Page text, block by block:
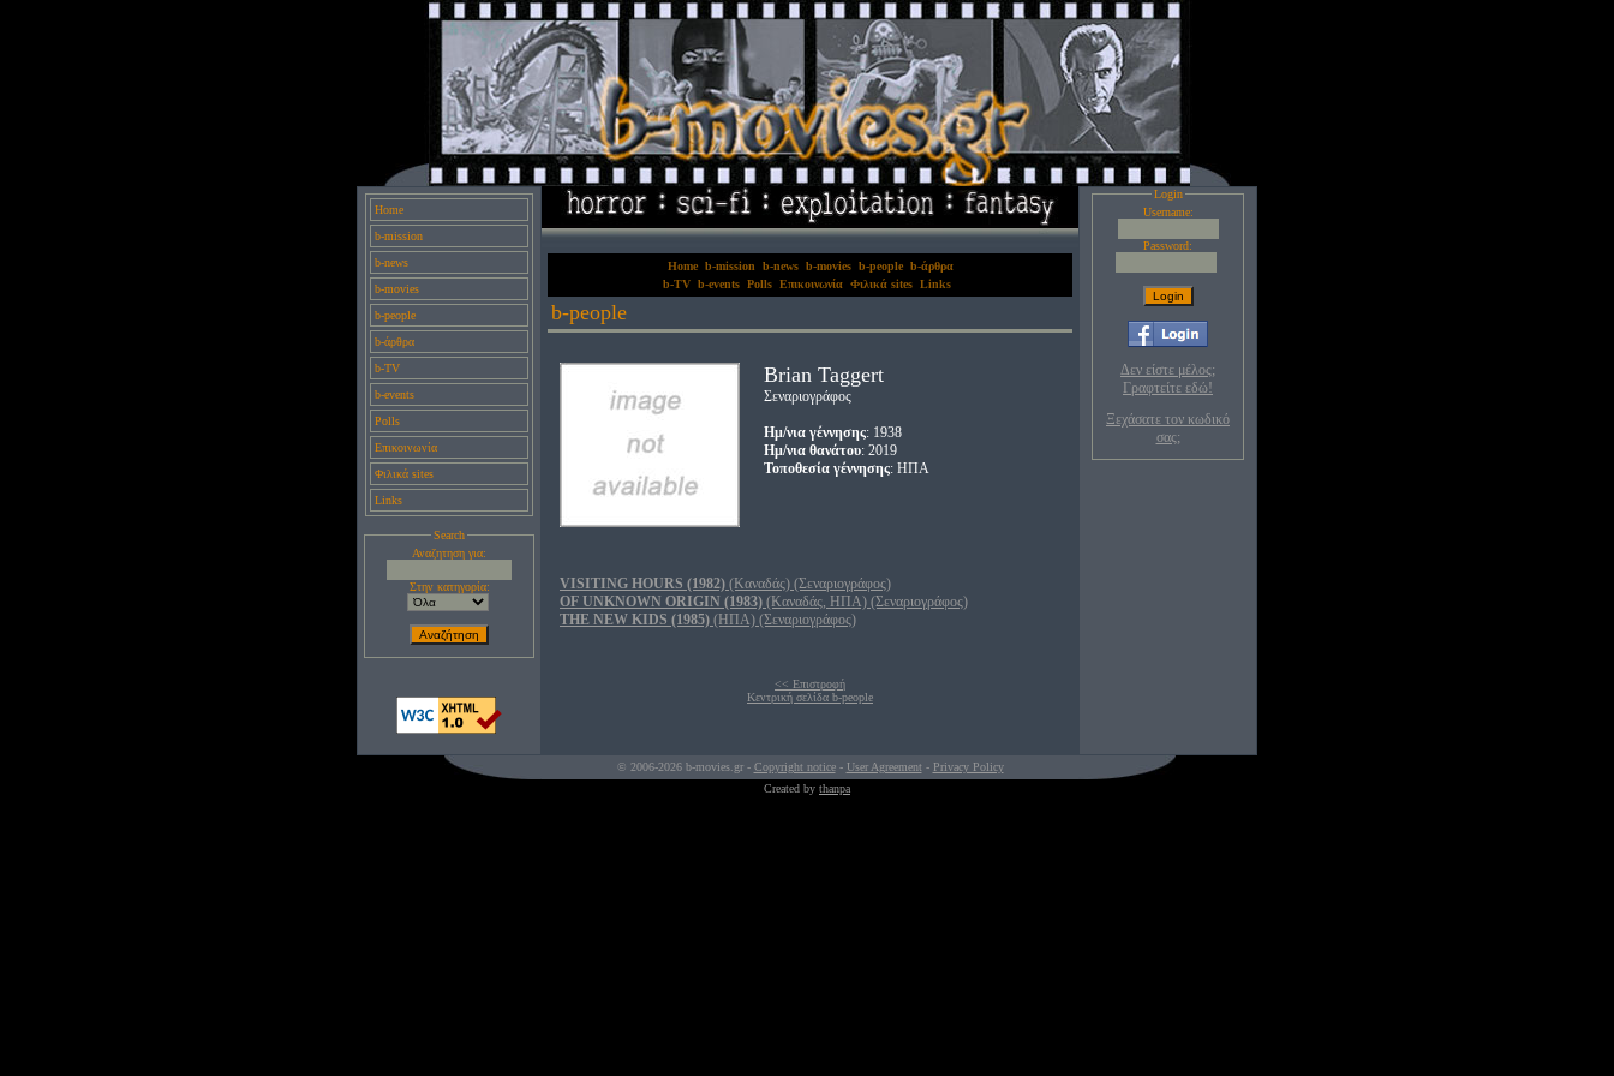
Home
b-mission
b-news
b-movies
b-people
b-άρθρα
b-TV
b-events
Polls
Επικοινωνία
Φιλικά sites
Links
Search
Αναζητηση για:
Στην κατηγορία:
Home b-mission b-news b-movies b-people b-άρθρα
b-TV b-events Polls Επικοινωνία Φιλικά sites Links
b-people
Brian Taggert
Σεναριογράφος
Ημ/νια γέννησης: 1938
Ημ/νια θανάτου: 2019
Τοποθεσία γέννησης: ΗΠΑ
VISITING HOURS (1982) (Καναδάς) (Σεναριογράφος)
OF UNKNOWN ORIGIN (1983) (Καναδάς, ΗΠΑ) (Σεναριογράφος)
THE NEW KIDS (1985) (ΗΠΑ) (Σεναριογράφος)
<< Επιστροφή
Κεντρική σελίδα b-people
Login
Username:
Password:
Δεν είστε μέλος;
Γραφτείτε εδώ!
Ξεχάσατε τον κωδικό
σας;
© 2006-2026 b-movies.gr - Copyright notice- User Agreement - Privacy Policy
Created by thanpa